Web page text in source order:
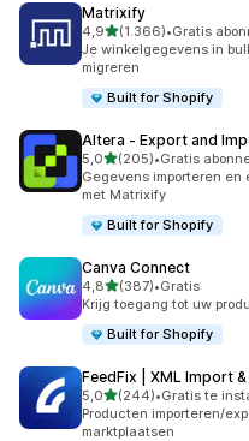
Matrixify
4,9van 5 sterren
(1.366)
1366 recensies in totaal
•Gratis
Je winkelgegevens in
migreren
Built for Shopify
Altera ‑ Export and
5,0van 5 sterren
(205)
205 recensies in totaal
•Gratis
Gegevens importeren en
met Matrixify
Built for Shopify
Canva Connect
4,8van 5 sterren
(387)
387 recensies in totaal
•Gratis
Krijg toegang tot uw
Built for Shopify
FeedFix | XML Import
5,0van 5 sterren
(244)
244 recensies in totaal
•Gratis te
Producten importeren/
marktplaatsen